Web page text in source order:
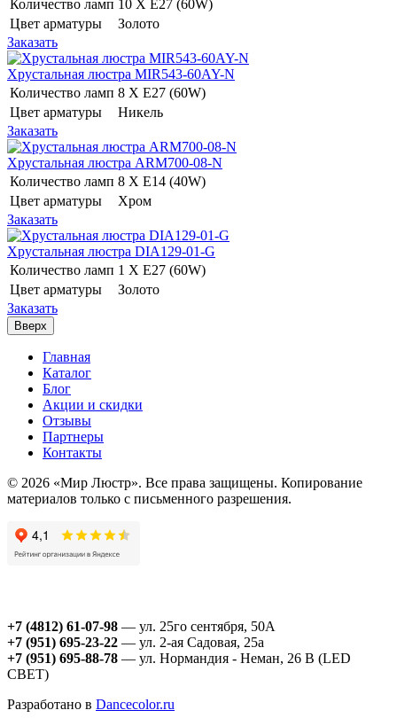
Количество ламп 10 Х E27 (60W)
Цвет арматуры
Золото
Заказать
Хрустальная люстра MIR543-60AY-N
Количество ламп 8 Х E27 (60W)
Цвет арматуры
Никель
Заказать
Хрустальная люстра ARM700-08-N
Количество ламп 8 Х E14 (40W)
Цвет арматуры
Хром
Заказать
Хрустальная люстра DIA129-01-G
Количество ламп 1 Х E27 (60W)
Цвет арматуры
Золото
Заказать
Вверх
Главная
Каталог
Блог
Акции и скидки
Отзывы
Партнеры
Контакты
© 2026 «Мир Люстр». Все права защищены. Копирование
материалов только с письменного разрешения.
+7 (4812) 61-07-98 — ул. 25го сентября, 50А
+7 (951) 695-23-22 — ул. 2-ая Садовая, 25а
+7 (951) 695-88-78 — ул. Нормандия - Неман, 26 В (LED
СВЕТ)
Разработано в Dancecolor.ru